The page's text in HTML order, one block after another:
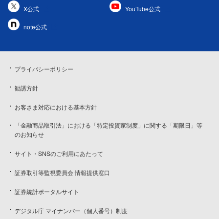
X公式 YouTube公式
note公式
プライバシーポリシー
勧誘方針
お客さま対応における基本方針
「金融商品取引法」における「特定投資家制度」に関する「期限日」等
のお知らせ
サイト・SNSのご利用にあたって
証券取引等監視委員会 情報提供窓口
証券統計ポータルサイト
デジタル庁 マイナンバー（個人番号）制度